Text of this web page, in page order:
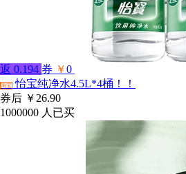
返 0.194 券 ￥0
淘宝 怡宝纯净水4.5L*4桶！！
券后 ￥26.90
1000000 人已买